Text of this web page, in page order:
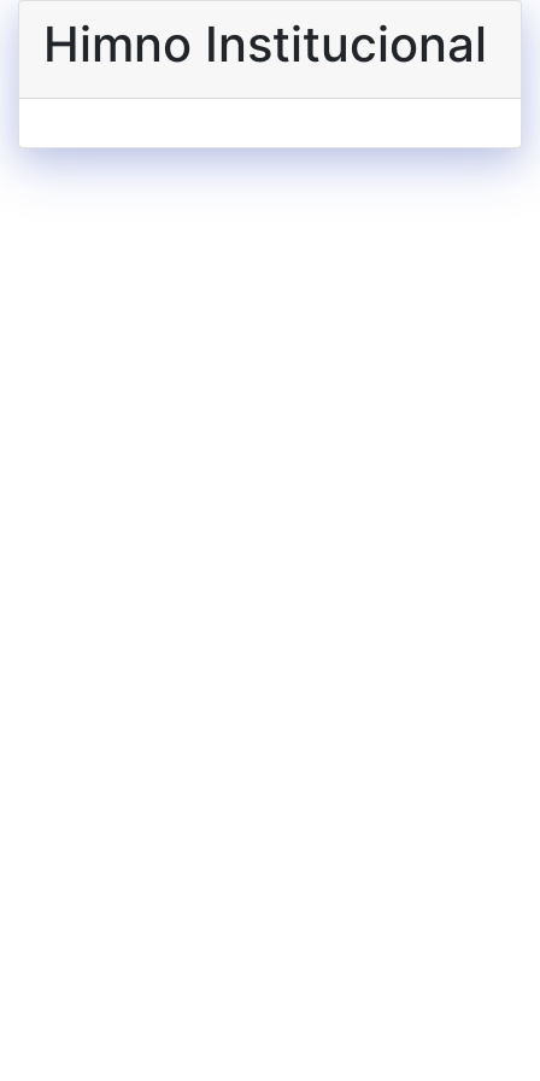
Himno Institucional